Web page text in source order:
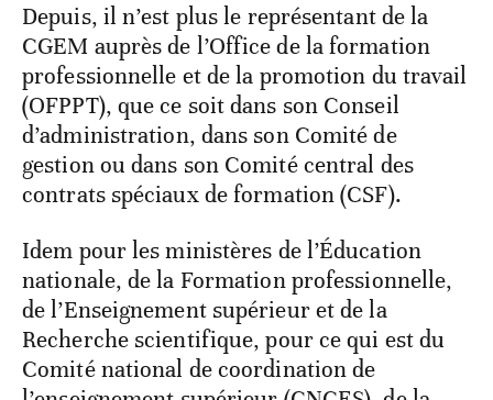
Depuis, il n’est plus le représentant de la
CGEM auprès de l’Office de la formation
professionnelle et de la promotion du travail
(OFPPT), que ce soit dans son Conseil
d’administration, dans son Comité de
gestion ou dans son Comité central des
contrats spéciaux de formation (CSF).
Idem pour les ministères de l’Éducation
nationale, de la Formation professionnelle,
de l’Enseignement supérieur et de la
Recherche scientifique, pour ce qui est du
Comité national de coordination de